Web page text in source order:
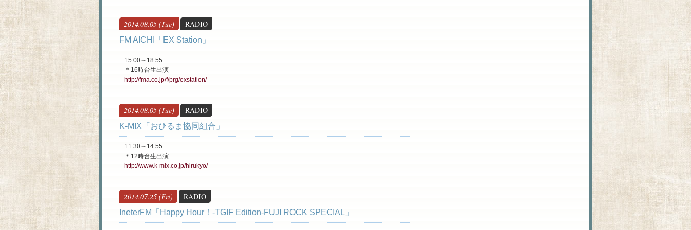
2014.08.05 (Tue) RADIO
FM AICHI「EX Station」
15:00～18:55
＊16時台生出演
http://fma.co.jp/f/prg/exstation/
2014.08.05 (Tue) RADIO
K-MIX「おひるま協同組合」
11:30～14:55
＊12時台生出演
http://www.k-mix.co.jp/hirukyo/
2014.07.25 (Fri) RADIO
IneterFM「Happy Hour！-TGIF Edition-FUJI ROCK SPECIAL」